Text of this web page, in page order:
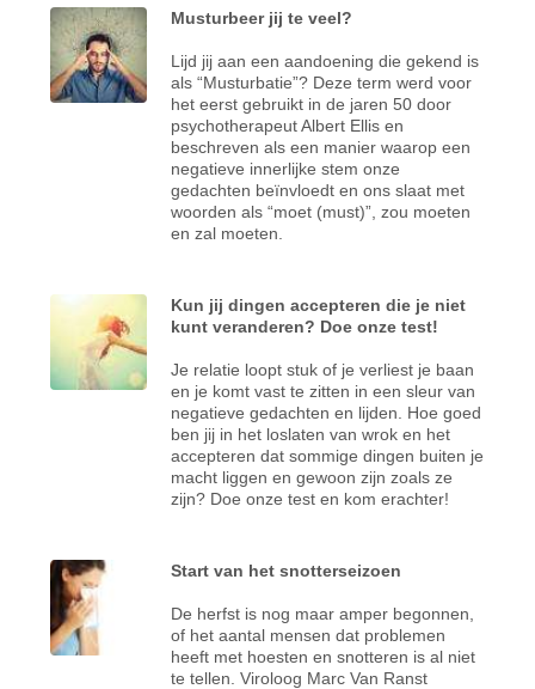
Musturbeer jij te veel?
Lijd jij aan een aandoening die gekend is
als “Musturbatie”? Deze term werd voor
het eerst gebruikt in de jaren 50 door
psychotherapeut Albert Ellis en
beschreven als een manier waarop een
negatieve innerlijke stem onze
gedachten beïnvloedt en ons slaat met
woorden als “moet (must)”, zou moeten
en zal moeten.
Kun jij dingen accepteren die je niet
kunt veranderen? Doe onze test!
Je relatie loopt stuk of je verliest je baan
en je komt vast te zitten in een sleur van
negatieve gedachten en lijden. Hoe goed
ben jij in het loslaten van wrok en het
accepteren dat sommige dingen buiten je
macht liggen en gewoon zijn zoals ze
zijn? Doe onze test en kom erachter!
Start van het snotterseizoen
De herfst is nog maar amper begonnen,
of het aantal mensen dat problemen
heeft met hoesten en snotteren is al niet
te tellen. Viroloog Marc Van Ranst